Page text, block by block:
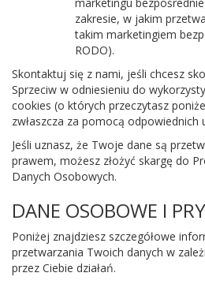
zakresie, w jakim
takim marketingiem
RODO).
Skontaktuj się z nami, jeśli chcesz
Sprzeciw w odniesieniu do
cookies (o których przeczytasz
zwłaszcza za pomocą odpowiednich
Jeśli uznasz, że Twoje dane są
prawem, możesz złożyć skargę do
Danych Osobowych.
DANE OSOBOWE I
Poniżej znajdziesz szczegółowe
przetwarzania Twoich danych w
przez Ciebie działań.